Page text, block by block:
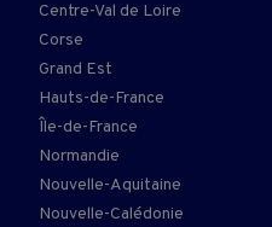
Centre-Val de Loire
Corse
Grand Est
Hauts-de-France
Île-de-France
Normandie
Nouvelle-Aquitaine
Nouvelle-Calédonie